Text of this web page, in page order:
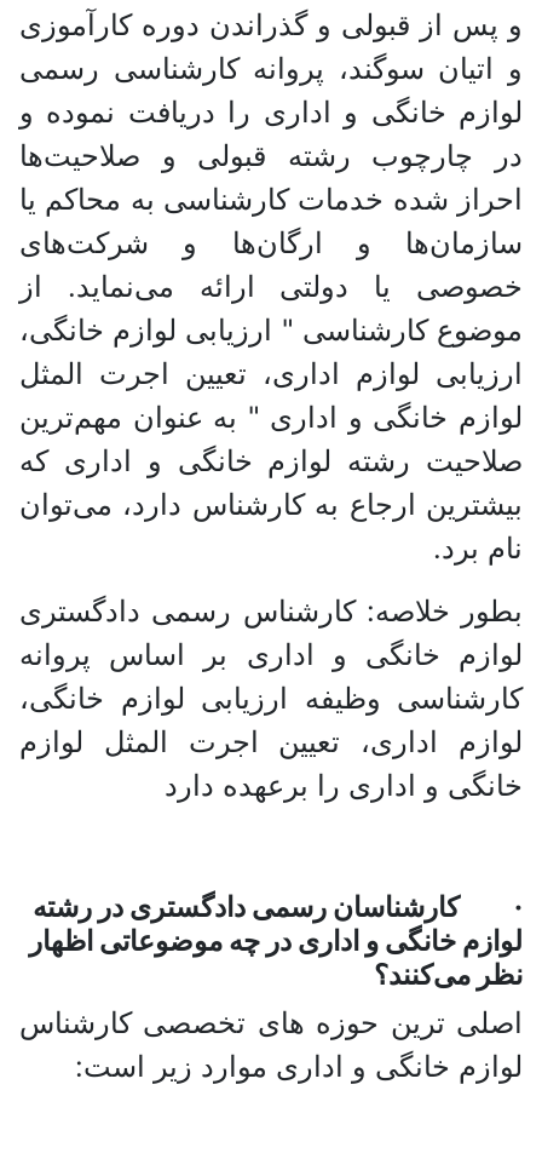
و پس از قبولی و گذراندن دوره کارآموزی
و اتیان سوگند، پروانه کارشناسی رسمی
لوازم خانگی و اداری را دریافت نموده و
در چارچوب رشته قبولی و صلاحیت‌ها
احراز شده خدمات کارشناسی به محاکم یا
سازمان‌ها و ارگان‌ها و شرکت‌های
خصوصی یا دولتی ارائه می‌نماید. از
موضوع کارشناسی " ارزیابی لوازم خانگی،
ارزیابی لوازم اداری، تعیین اجرت المثل
لوازم خانگی و اداری " به عنوان مهم‌ترین
صلاحیت رشته لوازم خانگی و اداری که
بیشترین ارجاع به کارشناس دارد، می‌توان
نام برد.
بطور خلاصه: کارشناس رسمی دادگستری
لوازم خانگی و اداری بر اساس پروانه
کارشناسی وظیفه ارزیابی لوازم خانگی،
لوازم اداری، تعیین اجرت المثل لوازم
خانگی و اداری را برعهده دارد
· کارشناسان رسمی دادگستری در رشته
لوازم خانگی و اداری در چه موضوعاتی اظهار
نظر می‌کنند؟
اصلی ترین حوزه های تخصصی کارشناس
لوازم خانگی و اداری موارد زیر است: